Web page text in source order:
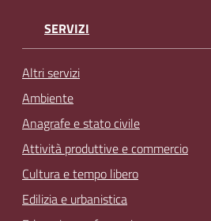
SERVIZI
Altri servizi
Ambiente
Anagrafe e stato civile
Attività produttive e commercio
Cultura e tempo libero
Edilizia e urbanistica